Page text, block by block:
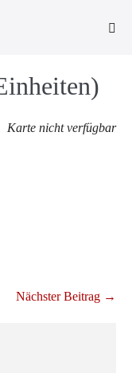
Karte nicht verfügbar
Nächster Beitrag →